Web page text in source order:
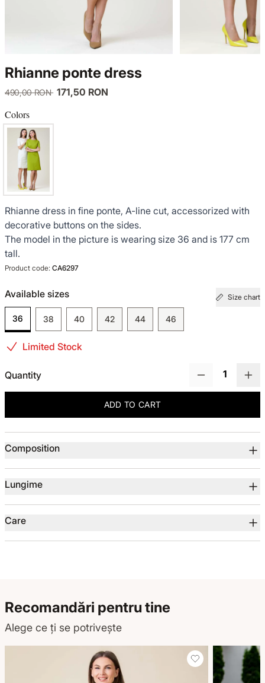
Rhianne ponte dress
490,00 RON 171,50 RON
Colors
Rhianne dress in fine ponte, A-line cut, accessorized with
decorative buttons on the sides.
The model in the picture is wearing size 36 and is 177 cm
tall.
Product code: CA6297
Available sizes Size chart
36 38 40 42 44 46
Limited Stock
Quantity
ADD TO CART
Composition
Lungime
Care
Recomandări pentru tine
Alege ce ți se potrivește
COATS
TINUTE DE OCAZIE
NOUTĂȚI
PRODUSE DIN IN
GARDEROBA DE VACANTA
TOTUL DE LA -30% LA -65%
JACKETS
VEZI TOATE REDUCERILE
SENSE LIMITED EDITION
BACK TO OFFICE